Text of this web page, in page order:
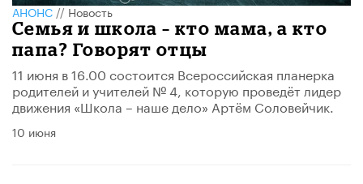
АНОНС//Новость
Семья и школа – кто мама, а кто
папа? Говорят отцы
11 июня в 16.00 состоится Всероссийская планерка
родителей и учителей № 4, которую проведёт лидер
движения «Школа – наше дело» Артём Соловейчик.
10 июня